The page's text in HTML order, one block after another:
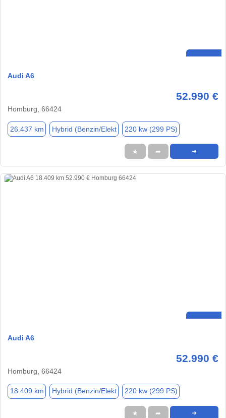
Audi A6
52.990 €
Homburg, 66424
26.437 km Hybrid (Benzin/Elekt 220 kw (299 PS)
★ ➦ ➜
Audi A6
52.990 €
Homburg, 66424
18.409 km Hybrid (Benzin/Elekt 220 kw (299 PS)
★ ➦ ➜